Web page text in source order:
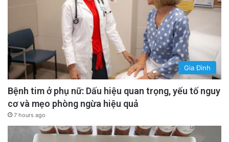
Gia Đình
Bệnh tim ở phụ nữ: Dấu hiệu quan trọng, yếu tố nguy
cơ và mẹo phòng ngừa hiệu quả
7 hours ago